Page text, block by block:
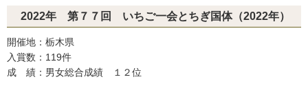
2022年 第７７回 いちご一会とちぎ国体（2022年）
開催地：栃木県
入賞数：119件
成 績：男女総合成績 １２位